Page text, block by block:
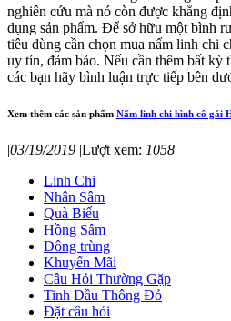
nghiên cứu mà nó còn được khẳng
dụng sản phẩm. Để sở hữu một bình
tiêu dùng cần chọn mua nấm linh chi
uy tín, đảm bảo. Nếu cần thêm bất kỳ
các bạn hãy bình luận trực tiếp bên
Xem thêm các sản phẩm Nấm linh chi hình cô gái
|03/19/2019 |Lượt xem: 1058
Linh Chi
Nhân Sâm
Quà Biếu
Hồng Sâm
Đông trùng
Khuyến Mãi
Câu Hỏi Thường Gặp
Tinh Dầu Thông Đỏ
Đặt câu hỏi